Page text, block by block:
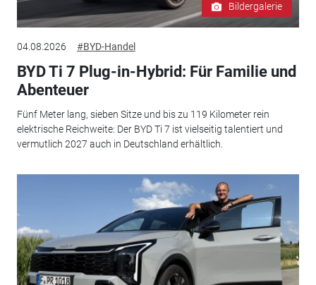
Bildergalerie
04.08.2026 #BYD-Handel
BYD Ti 7 Plug-in-Hybrid: Für Familie und
Abenteuer
Fünf Meter lang, sieben Sitze und bis zu 119 Kilometer rein
elektrische Reichweite: Der BYD Ti 7 ist vielseitig talentiert und
vermutlich 2027 auch in Deutschland erhältlich.